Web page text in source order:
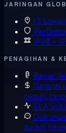
JARINGAN
13 Lokasi
IPv6 +
PENAGIHAN &
Bayar
Garansi
penuh,
SLA
dalam